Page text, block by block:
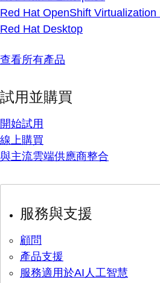
Red Hat OpenShift Virtualization
Red Hat Desktop
查看所有產品
試用並購買
開始試用
線上購買
與主流雲端供應商整合
服務與支援
顧問
產品支援
服務適用於AI人工智慧